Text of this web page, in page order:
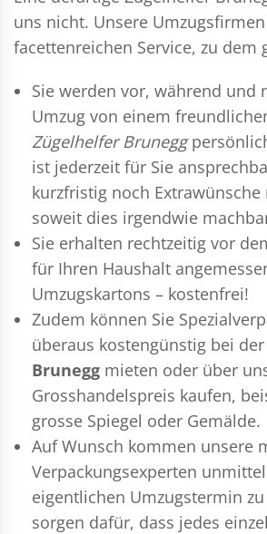
uns nicht. Unsere
facettenreichen Service, zu dem
Sie werden vor, während und
Umzug von einem
Zügelhelfer Brunegg
ist jederzeit für Sie
kurzfristig noch Extrawünsche
soweit dies irgendwie
Sie erhalten rechtzeitig vor
für Ihren Haushalt
Umzugskartons – kostenfrei!
Zudem können Sie
überaus kostengünstig bei der
Brunegg mieten oder über
Grosshandelspreis kaufen,
grosse Spiegel oder Gemälde.
Auf Wunsch kommen unsere
Verpackungsexperten
eigentlichen Umzugstermin
sorgen dafür, dass jedes